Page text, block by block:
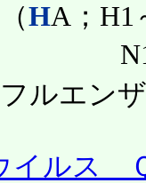
HA；H1
ルエン
イルス